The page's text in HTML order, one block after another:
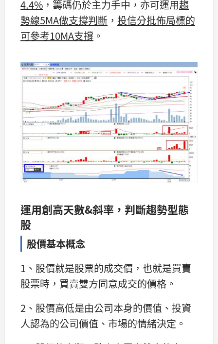
4.4% ，籌碼仍於主力手中，亦可運用趨
勢線5MA做支撐判斷 ， 投信分批佈局標的
可參考10MA支撐 。
運用創高天數&斜率，判斷趨勢型態
股
股價基本概念
1、股價就是股票的成交價，也就是買賣
股票時，買賣雙方同意成交的價格。
2、股價高低是由公司本身的價值、投資
人認為的公司價值、市場的情緒決定。